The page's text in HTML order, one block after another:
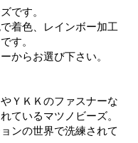
です。
着色、レインボー加工
す。
からお選び下さい。
ＹＫＫのファスナーな
ているマツノビーズ。
ンの世界で洗練されて